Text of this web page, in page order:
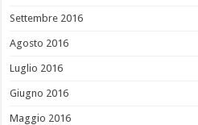
Settembre 2016
Agosto 2016
Luglio 2016
Giugno 2016
Maggio 2016